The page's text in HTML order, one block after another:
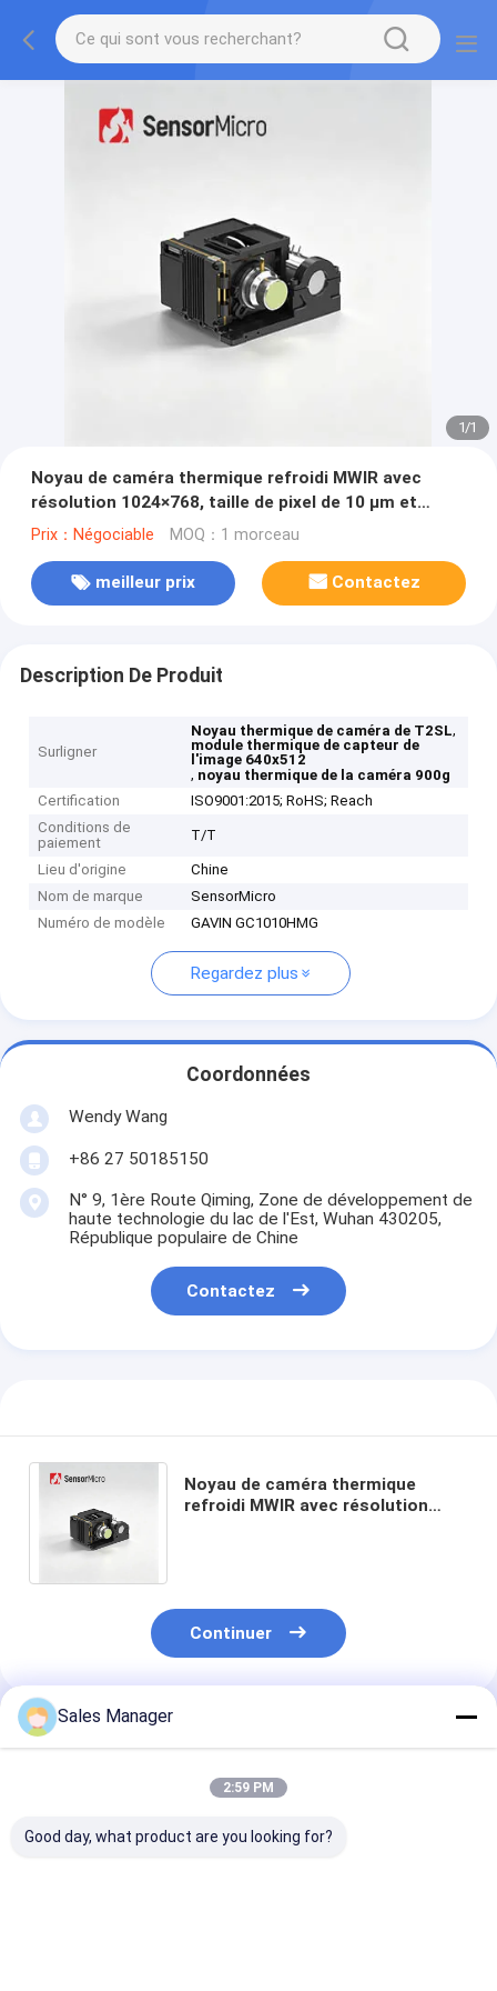
1/1
Noyau de caméra thermique refroidi MWIR avec
résolution 1024×768, taille de pixel de 10 µm et
technologie HOT
Prix：Négociable MOQ：1 morceau
meilleur prix Contactez
Description De Produit
Surligner
Noyau thermique de caméra de T2SL,
module thermique de capteur de
l'image 640x512
, noyau thermique de la caméra 900g
Certification
ISO9001:2015; RoHS; Reach
Conditions de
paiement
T/T
Lieu d'origine
Chine
Nom de marque
SensorMicro
Numéro de modèle
GAVIN GC1010HMG
Regardez plus
Coordonnées
Wendy Wang
+86 27 50185150
N° 9, 1ère Route Qiming, Zone de développement de
haute technologie du lac de l'Est, Wuhan 430205,
République populaire de Chine
Contactez
Noyau de caméra thermique
refroidi MWIR avec résolution
Continuer
Produits Recommandés
Sales Manager
2:59 PM
Good day, what product are you looking for?